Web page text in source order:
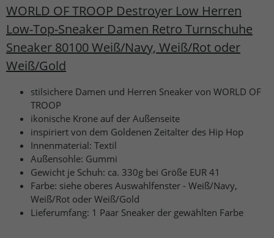
WORLD OF TROOP Destroyer Low Herren
Low-Top-Sneaker Damen Retro Turnschuhe
Sneaker 80100 Weiß/Navy, Weiß/Rot oder
Weiß/Gold
stilsichere Damen und Herren Sneaker von WORLD OF
TROOP
ikonische Krone auf der Außenseite
inspiriert von dem Goldenen Zeitalter des Hip Hop
Innenmaterial: Textil
Außensohle: Gummi
Gewicht je Schuh: ca. 330g bei Größe EUR 41
Farbe: siehe oberes Auswahlfenster - Weiß/Navy,
Weiß/Rot oder Weiß/Gold
Lieferumfang: 1 Paar Sneaker der gewählten Farbe